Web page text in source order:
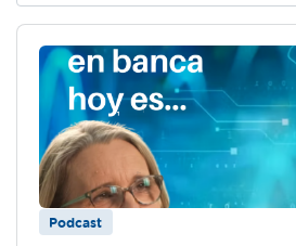
Podcast